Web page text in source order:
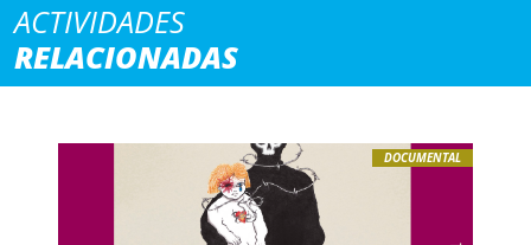
ACTIVIDADES
RELACIONADAS
DOCUMENTAL